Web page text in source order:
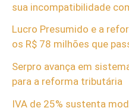
sua incompatibilidade
Lucro Presumido e a
os R$ 78 milhões que
Serpro avança em
para a reforma tributária
IVA de 25% sustenta